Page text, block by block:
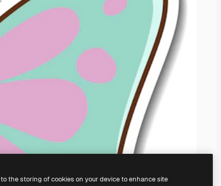
the storing of cookies on your device to enhance site